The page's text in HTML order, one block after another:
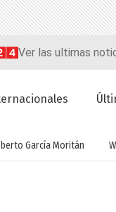
Ver las ultimas
García Moritán